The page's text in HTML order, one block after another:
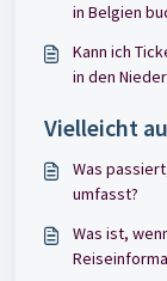
in Belgien
Kann ich
in den
Vielleicht
Was
umfasst?
Was ist,